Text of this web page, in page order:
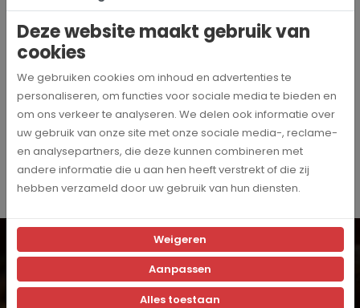
Artikelnummer 69867
Merk Jura
GIGA 10
Wil je op de hoogte blijven? Schrijf je dan in voor onze
digitale nieuwsbrief!
Ja, ik schrijf me in voor de maandelijkse marketingpromoties
Deze website maakt gebruik van
cookies
We gebruiken cookies om inhoud en advertenties te
personaliseren, om functies voor sociale media te bieden en
om ons verkeer te analyseren. We delen ook informatie over
uw gebruik van onze site met onze sociale media-, reclame-
en analysepartners, die deze kunnen combineren met
andere informatie die u aan hen heeft verstrekt of die zij
hebben verzameld door uw gebruik van hun diensten.
Weigeren
Aanpassen
Alles toestaan